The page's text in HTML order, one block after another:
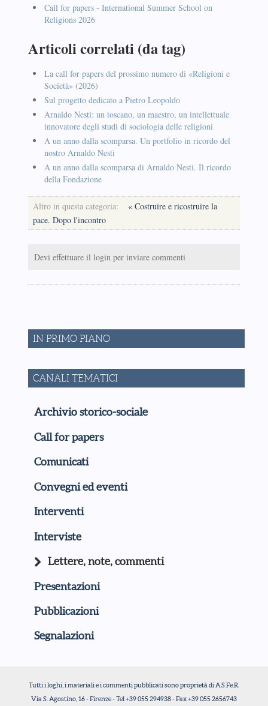
Call for papers - International Summer School on
Religions 2026
Articoli correlati (da tag)
La call for papers del prossimo numero di «Religioni e
Società» (2026)
Sul progetto dedicato a Pietro Leopoldo
Arnaldo Nesti: un toscano, un maestro, un intellettuale
innovatore degli studi di sociologia delle religioni
A un anno dalla scomparsa. Un portfolio in ricordo del
nostro Arnaldo Nesti
A un anno dalla scomparsa di Arnaldo Nesti. Il ricordo
della Fondazione
Altro in questa categoria:
« Costruire e ricostruire la
pace. Dopo l'incontro
Devi effettuare il login per inviare commenti
IN PRIMO PIANO
CANALI TEMATICI
Archivio storico-sociale
Call for papers
Comunicati
Convegni ed eventi
Interventi
Interviste
Lettere, note, commenti
Presentazioni
Pubblicazioni
Segnalazioni
Tutti i loghi, i materiali e i commenti pubblicati sono proprietà di A.S.Fe.R.
Via S. Agostino, 16 - Firenze - Tel +39 055 294938 - Fax +39 055 2656743